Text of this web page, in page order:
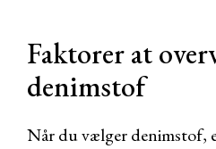
Faktorer at
denimstof
Når du vælger denimstof,